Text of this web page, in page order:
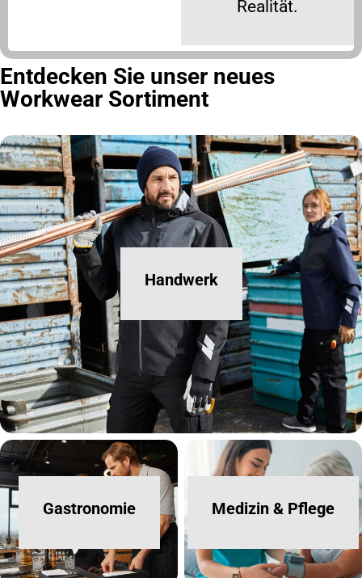
Realität.
Entdecken Sie unser neues
Workwear Sortiment
Handwerk
Gastronomie Medizin & Pflege